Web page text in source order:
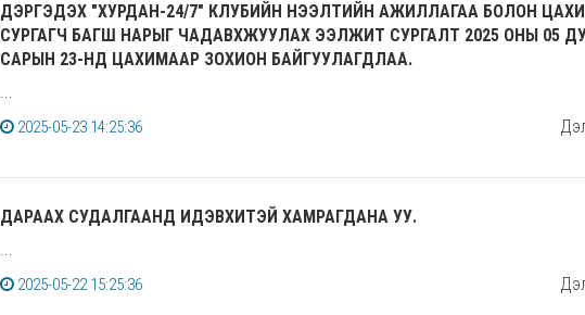
ДЭРГЭДЭХ "ХУРДАН-24/7" КЛУБИЙН НЭЭЛТИЙН АЖИЛЛАГАА БОЛОН
СУРГАГЧ БАГШ НАРЫГ ЧАДАВХЖУУЛАХ ЭЭЛЖИТ СУРГАЛТ 2025 ОНЫ 05
САРЫН 23-НД ЦАХИМААР ЗОХИОН БАЙГУУЛАГДЛАА.
...
2025-05-23 14:25:36
ДАРААХ СУДАЛГААНД ИДЭВХИТЭЙ ХАМРАГДАНА УУ.
...
2025-05-22 15:25:36